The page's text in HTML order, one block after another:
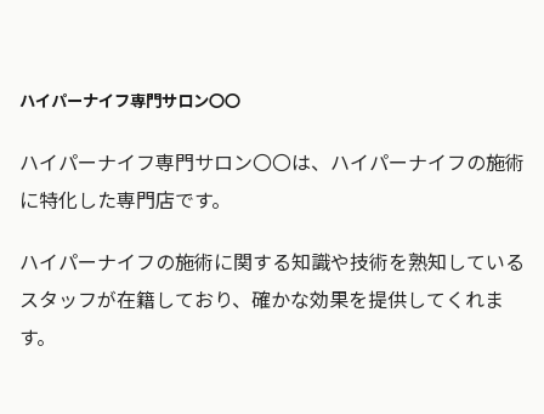
ハイパーナイフ専門サロン〇〇
ハイパーナイフ専門サロン〇〇は、ハイパーナイフの施術
に特化した専門店です。
ハイパーナイフの施術に関する知識や技術を熟知している
スタッフが在籍しており、確かな効果を提供してくれま
す。